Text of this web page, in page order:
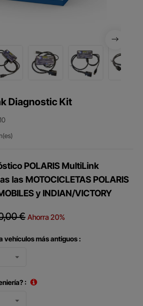
Diagnostic Kit
POLARIS MultiLink
las MOTOCICLETAS POLARIS
y INDIAN/VICTORY
€ Ahorra 20%
vehículos más antiguos :
: